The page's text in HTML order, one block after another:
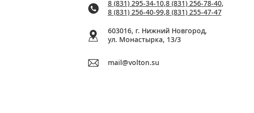
8 (831) 295-34-10,8 (831) 256-78-40,
8 (831) 256-40-99,8 (831) 255-47-47
603016, г. Нижний Новгород,
ул. Монастырка, 13/3
mail@volton.su